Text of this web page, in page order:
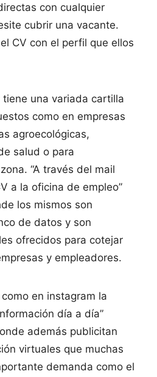
con cualquier
cubrir una vacante.
CV con el perfil que ellos
tiene una variada cartilla
como en empresas
agroecológicas,
salud o para
“A través del mail
a la oficina de empleo”
los mismos son
de datos y son
ofrecidos para cotejar
y empleadores.
en instagram la
día a día”
además publicitan
virtuales que muchas
demanda como el